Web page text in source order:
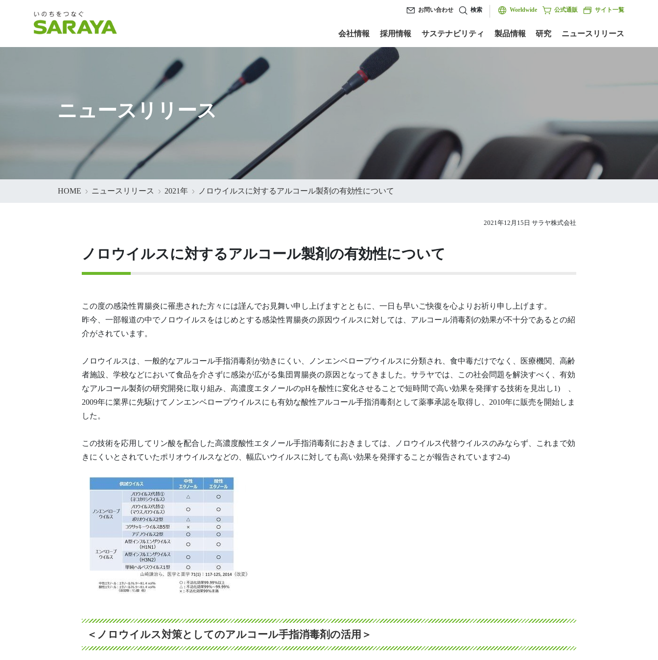
会社情報 採用情報 サステナビリティ 製品情報 研究 ニュースリリース
お問い合わせ 検索 Worldwide 公式通販 サイト一覧
ニュースリリース
HOME ニュースリリース 2021年 ノロウイルスに対するアルコール製剤の有効性について
2021年12月15日 サラヤ株式会社
ノロウイルスに対するアルコール製剤の有効性について
この度の感染性胃腸炎に罹患された方々には謹んでお見舞い申し上げますとともに、一日も早いご快復を心よりお祈り申し上げます。
昨今、一部報道の中でノロウイルスをはじめとする感染性胃腸炎の原因ウイルスに対しては、アルコール消毒剤の効果が不十分であるとの紹
介がされています。
ノロウイルスは、一般的なアルコール手指消毒剤が効きにくい、ノンエンベロープウイルスに分類され、食中毒だけでなく、医療機関、高齢
者施設、学校などにおいて食品を介さずに感染が広がる集団胃腸炎の原因となってきました。サラヤでは、この社会問題を解決すべく、有効
なアルコール製剤の研究開発に取り組み、高濃度エタノールのpHを酸性に変化させることで短時間で高い効果を発揮する技術を見出し1) 、
2009年に業界に先駆けてノンエンベロープウイルスにも有効な酸性アルコール手指消毒剤として薬事承認を取得し、2010年に販売を開始しま
した。
この技術を応用してリン酸を配合した高濃度酸性エタノール手指消毒剤におきましては、ノロウイルス代替ウイルスのみならず、これまで効
きにくいとされていたポリオウイルスなどの、幅広いウイルスに対しても高い効果を発揮することが報告されています2-4)
＜ノロウイルス対策としてのアルコール手指消毒剤の活用＞